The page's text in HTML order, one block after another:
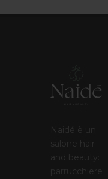
Naidé è un
salone hair
and beauty:
parrucchiere